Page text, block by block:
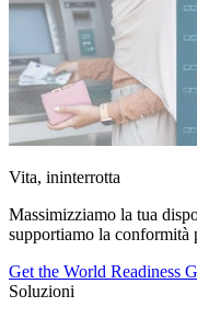
Vita, ininterrotta
Massimizziamo la tua
supportiamo la conformità
Get the World Readiness
Soluzioni